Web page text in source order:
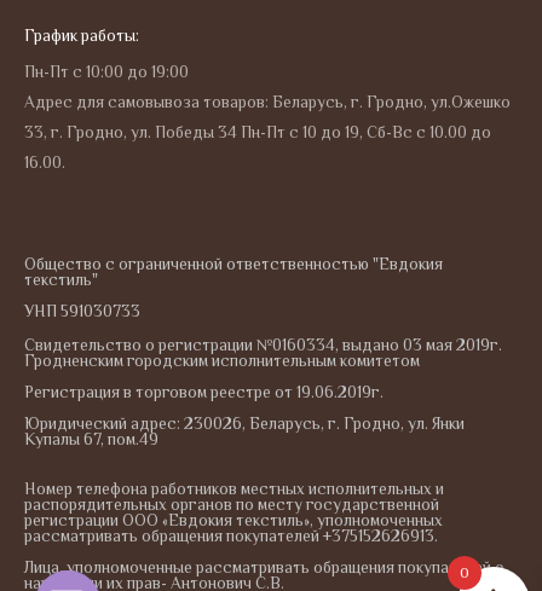
График работы:
Пн-Пт с 10:00 до 19:00
Адрес для самовывоза товаров: Беларусь, г. Гродно, ул.Ожешко
33, г. Гродно, ул. Победы 34 Пн-Пт с 10 до 19, Сб-Вс с 10.00 до
16.00.
Общество с ограниченной ответственностью "Евдокия
текстиль"
УНП 591030733
Свидетельство о регистрации №0160334, выдано 03 мая 2019г.
Гродненским городским исполнительным комитетом
Регистрация в торговом реестре от 19.06.2019г.
Юридический адрес: 230026, Беларусь, г. Гродно, ул. Янки
Купалы 67, пом.49
Номер телефона работников местных исполнительных и
распорядительных органов по месту государственной
регистрации ООО «Евдокия текстиль», уполномоченных
рассматривать обращения покупателей +375152626913.
Лица, уполномоченные рассматривать обращения покупателей о
нарушении их прав- Антонович С.В.
0